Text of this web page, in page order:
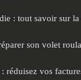
: tout savoir sur
son volet
réduisez vos